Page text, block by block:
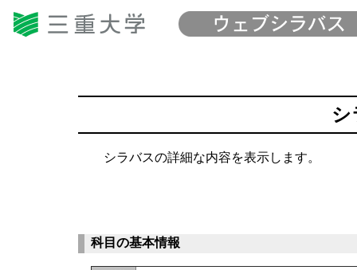
シ
シラバスの詳細な内容を表示します。
科目の基本情報